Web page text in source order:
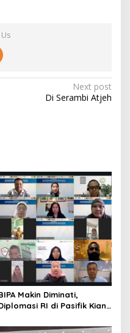
Next post
Di Serambi Atjeh
Makin Diminati,
RI di Pasifik Kian